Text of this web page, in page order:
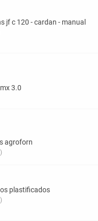
jf c 120 - cardan - manual
3.0
agroforn
plastificados